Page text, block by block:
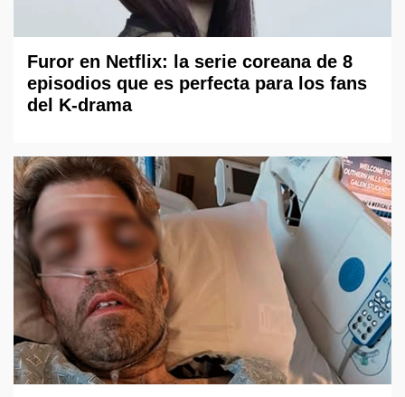
Furor en Netflix: la serie coreana de 8
episodios que es perfecta para los fans
del K-drama